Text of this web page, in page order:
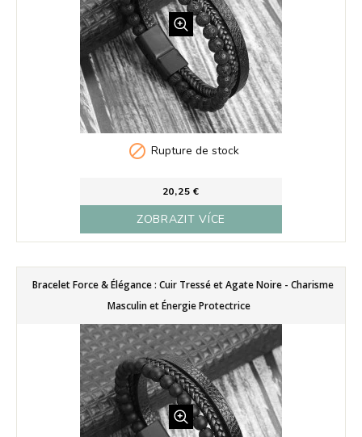
 Rupture de stock
20,25 €
ZOBRAZIT VÍCE
Bracelet Force & Élégance : Cuir Tressé et Agate Noire - Charisme
Masculin et Énergie Protectrice